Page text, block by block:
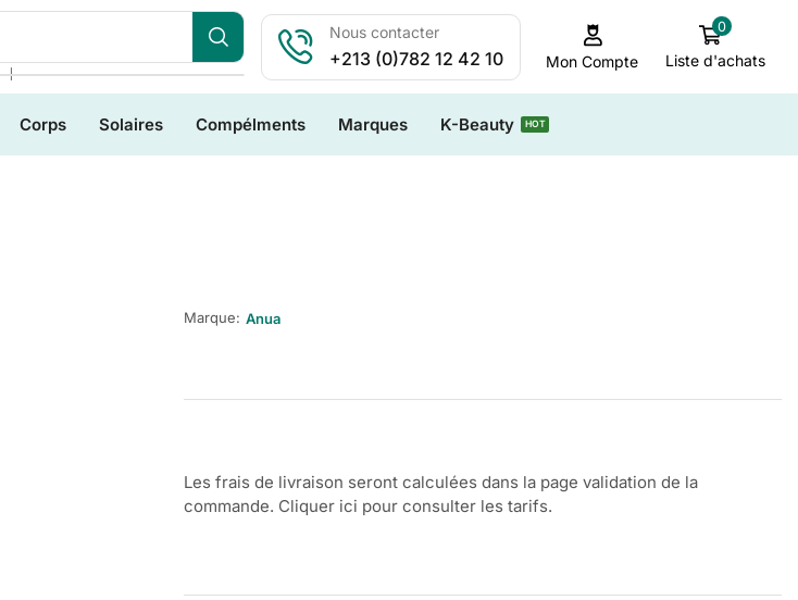
❘
Nous contacter
+213 (0)782 12 42 10 Mon Compte
0
Liste d'achats
Corps Solaires Compélments Marques K-Beauty HOT
Marque: Anua
Les frais de livraison seront calculées dans la page validation de la
commande. Cliquer ici pour consulter les tarifs.